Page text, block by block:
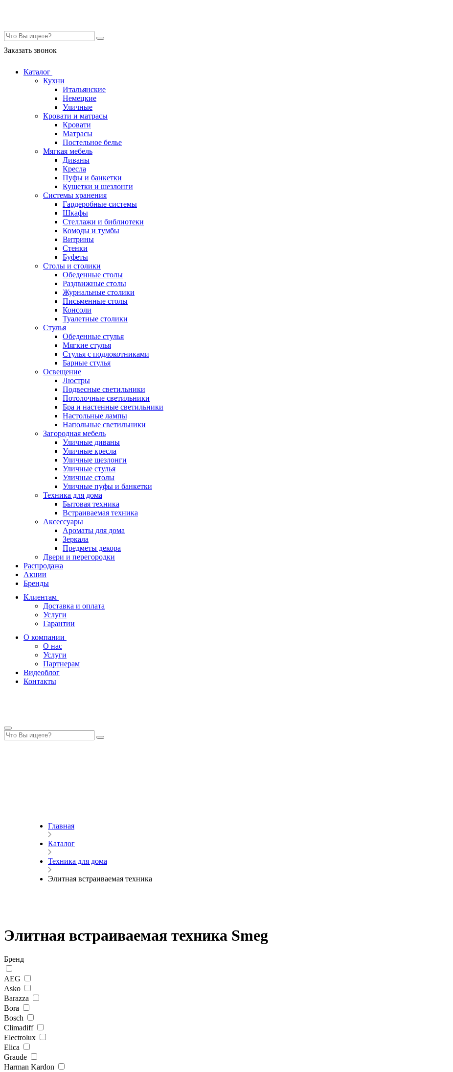
Заказать звонок
Каталог
Кухни
Итальянские
Немецкие
Уличные
Кровати и матрасы
Кровати
Матрасы
Постельное белье
Мягкая мебель
Диваны
Кресла
Пуфы и банкетки
Кушетки и шезлонги
Системы хранения
Гардеробные системы
Шкафы
Стеллажи и библиотеки
Комоды и тумбы
Витрины
Стенки
Буфеты
Столы и столики
Обеденные столы
Раздвижные столы
Журнальные столики
Письменные столы
Консоли
Туалетные столики
Стулья
Обеденные стулья
Мягкие стулья
Стулья с подлокотниками
Барные стулья
Освещение
Люстры
Подвесные светильники
Потолочные светильники
Бра и настенные светильники
Настольные лампы
Напольные светильники
Загородная мебель
Уличные диваны
Уличные кресла
Уличные шезлонги
Уличные стулья
Уличные столы
Уличные пуфы и банкетки
Техника для дома
Бытовая техника
Встраиваемая техника
Аксессуары
Ароматы для дома
Зеркала
Предметы декора
Двери и перегородки
Распродажа
Акции
Бренды
Клиентам
Доставка и оплата
Услуги
Гарантии
О компании
О нас
Услуги
Партнерам
Видеоблог
Контакты
Главная
Каталог
Техника для дома
Элитная встраиваемая техника
Элитная встраиваемая техника Smeg
Бренд
AEG
Asko
Barazza
Bora
Bosch
Climadiff
Electrolux
Elica
Graude
Harman Kardon